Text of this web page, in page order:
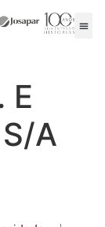
E
A